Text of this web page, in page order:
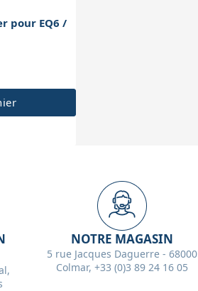
pour EQ6 /
NOTRE MAGASIN
5 rue Jacques Daguerre - 68000
Colmar, +33 (0)3 89 24 16 05